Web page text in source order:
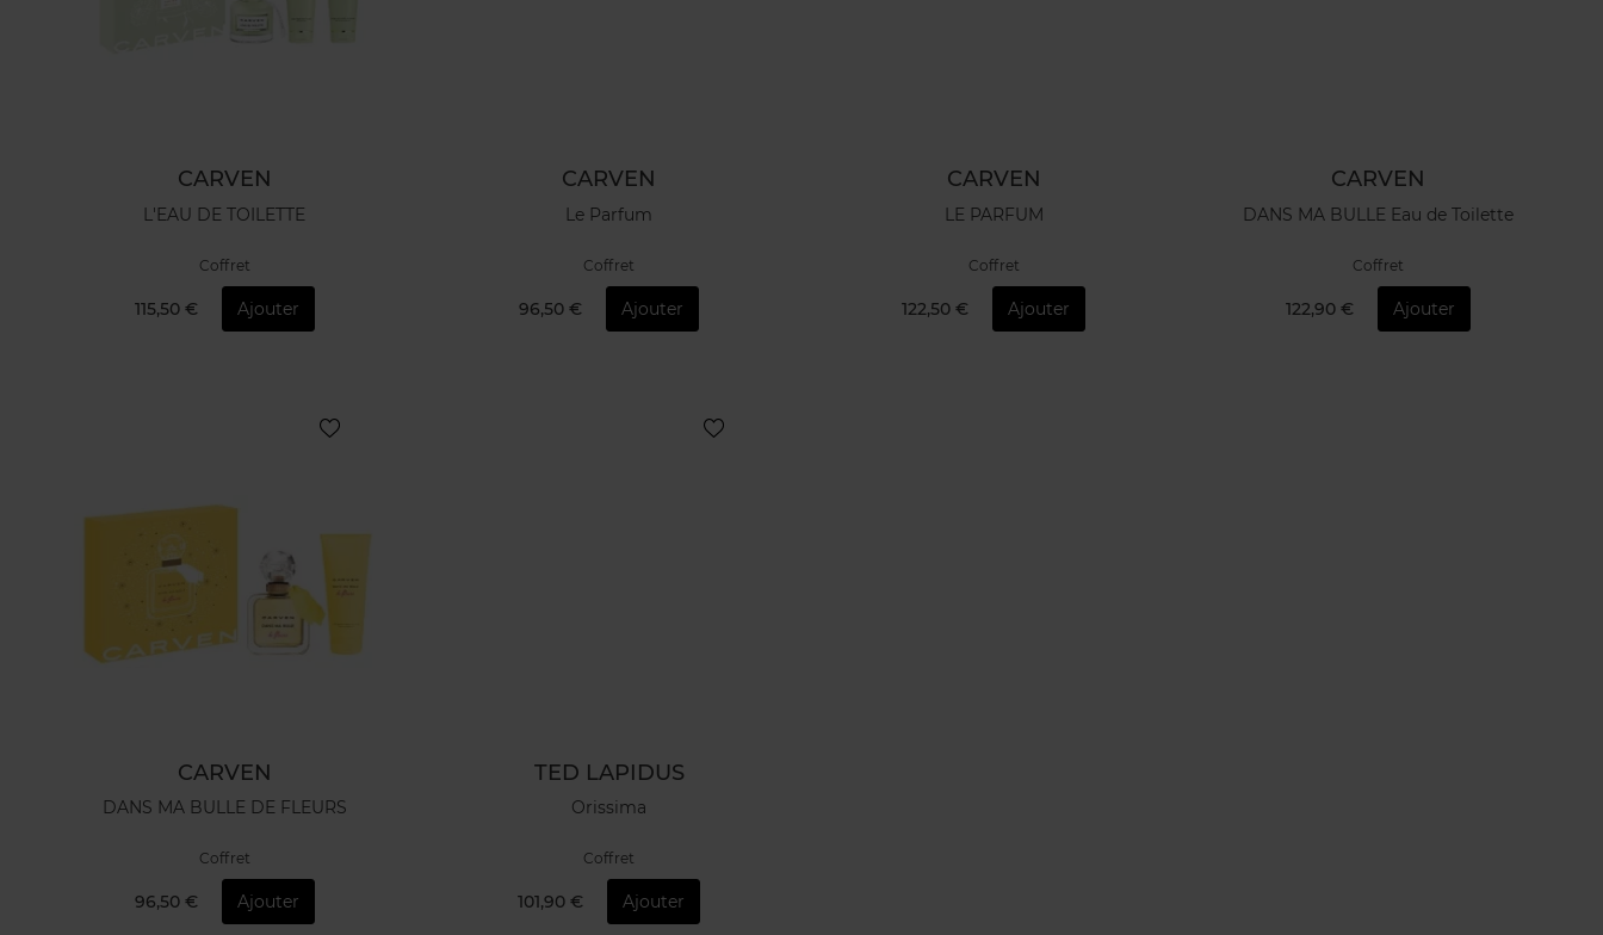
CARVEN
L'EAU DE TOILETTE
Coffret
115,50 € Ajouter
CARVEN
Le Parfum
Coffret
96,50 € Ajouter
CARVEN
LE PARFUM
Coffret
122,50 € Ajouter
CARVEN
DANS MA BULLE Eau de Toilette
Coffret
122,90 € Ajouter
CARVEN
DANS MA BULLE DE FLEURS
Coffret
96,50 € Ajouter
TED LAPIDUS
Orissima
Coffret
101,90 € Ajouter